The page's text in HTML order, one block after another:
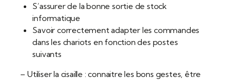
S’assurer de la bonne sortie de stock
informatique
Savoir correctement adapter les commandes
dans les chariots en fonction des postes
suivants
– Utiliser la cisaille : connaitre les bons gestes, être